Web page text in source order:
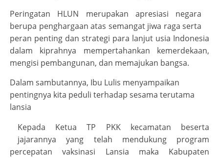
Peringatan HLUN merupakan apresiasi negara
berupa penghargaan atas semangat jiwa raga serta
peran penting dan strategi para lanjut usia Indonesia
dalam kiprahnya mempertahankan kemerdekaan,
mengisi pembangunan, dan memajukan bangsa.
Dalam sambutannya, Ibu Lulis menyampaikan
pentingnya kita peduli terhadap sesama terutama
lansia
Kepada Ketua TP PKK kecamatan beserta
jajarannya yang telah mendukung program
percepatan vaksinasi Lansia maka Kabupaten